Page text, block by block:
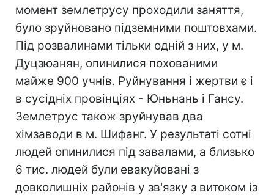
момент землетрусу проходили заняття,
було зруйновано підземними поштовхами.
Під розвалинами тільки одній з них, у м.
Дуцзюанян, опинилися похованими
майже 900 учнів. Руйнування і жертви є і
в сусідніх провінціях - Юньнань і Гансу.
Землетрус також зруйнував два
хімзаводи в м. Шифанг. У результаті сотні
людей опинилися під завалами, а близько
6 тис. людей були евакуйовані з
довколишніх районів у зв'язку з витоком із